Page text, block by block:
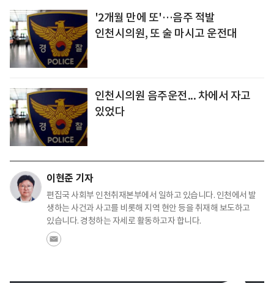
'2개월 만에 또'…음주 적발
인천시의원, 또 술 마시고 운전대
인천시의원 음주운전... 차에서 자고
있었다
이현준 기자
편집국 사회부 인천취재본부에서 일하고 있습니다. 인천에서 발
생하는 사건과 사고를 비롯해 지역 현안 등을 취재해 보도하고
있습니다. 경청하는 자세로 활동하고자 합니다.